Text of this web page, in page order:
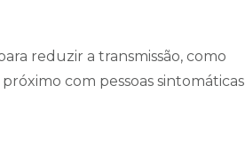
reduzir a transmissão, como
com pessoas sintomáticas